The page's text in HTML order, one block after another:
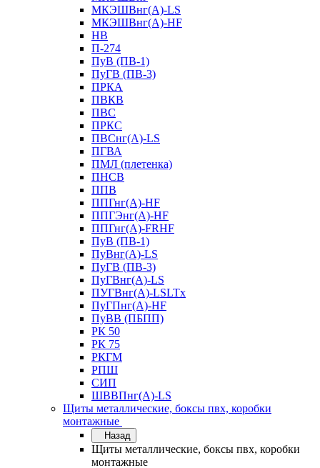
МКЭШВнг(А)-LS
МКЭШВнг(А)-HF
НВ
П-274
ПуВ (ПВ-1)
ПуГВ (ПВ-3)
ПРКА
ПВКВ
ПВС
ПРКС
ПВСнг(А)-LS
ПГВА
ПМЛ (плетенка)
ПНСВ
ППВ
ППГнг(А)-HF
ППГЭнг(А)-HF
ППГнг(А)-FRHF
ПуВ (ПВ-1)
ПуВнг(А)-LS
ПуГВ (ПВ-3)
ПуГВнг(А)-LS
ПУГВнг(А)-LSLTx
ПуГПнг(А)-HF
ПуВВ (ПБПП)
РК 50
РК 75
РКГМ
РПШ
СИП
ШВВПнг(А)-LS
Щиты металлические, боксы пвх, коробки
монтажные
Назад
Щиты металлические, боксы пвх, коробки
монтажные